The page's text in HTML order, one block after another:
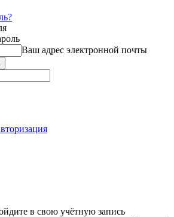
Ваш адрес электронной почты
в свою учётную запись